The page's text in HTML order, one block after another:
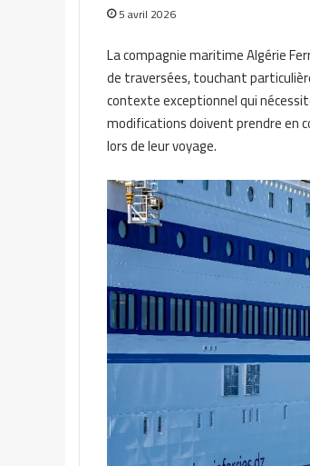
5 avril 2026
La compagnie maritime Algérie
de traversées, touchant
contexte exceptionnel qui
modifications doivent prendre en
lors de leur voyage.